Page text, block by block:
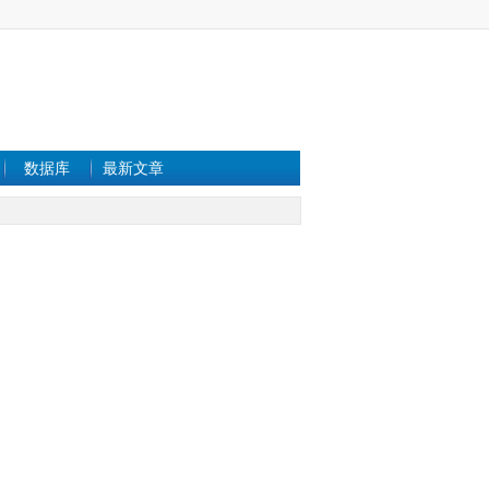
数据库 最新文章